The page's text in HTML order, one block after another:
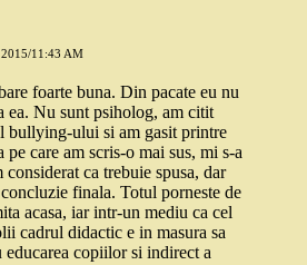
11:43 AM
foarte buna. Din pacate eu nu
ea. Nu sunt psiholog, am citit
bullying-ului si am gasit printre
pe care am scris-o mai sus, mi s-a
considerat ca trebuie spusa, dar
finala. Totul porneste de
acasa, iar intr-un mediu ca cel
cadrul didactic e in masura sa
copiilor si indirect a